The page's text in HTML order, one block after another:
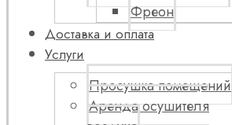
Фреон
Доставка и оплата
Услуги
Просушка помещений
Аренда осушителя